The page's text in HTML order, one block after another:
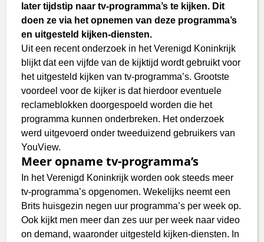
later tijdstip naar tv-programma’s te kijken. Dit
doen ze via het opnemen van deze programma’s
en uitgesteld kijken-diensten.
Uit een recent onderzoek in het Verenigd Koninkrijk
blijkt dat een vijfde van de kijktijd wordt gebruikt voor
het uitgesteld kijken van tv-programma’s. Grootste
voordeel voor de kijker is dat hierdoor eventuele
reclameblokken doorgespoeld worden die het
programma kunnen onderbreken. Het onderzoek
werd uitgevoerd onder tweeduizend gebruikers van
YouView.
Meer opname tv-programma’s
In het Verenigd Koninkrijk worden ook steeds meer
tv-programma’s opgenomen. Wekelijks neemt een
Brits huisgezin negen uur programma’s per week op.
Ook kijkt men meer dan zes uur per week naar video
on demand, waaronder uitgesteld kijken-diensten. In